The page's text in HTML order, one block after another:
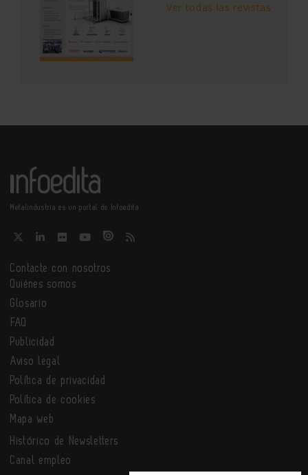
Ver todas las revistas
Metalindustria es un portal de Infoedita
Contacte con nosotros
Quiénes somos
Glosario
FAQ
Publicidad
Aviso legal
Política de privacidad
Política de cookies
Mapa web
Histórico de Newsletters
Canal empleo